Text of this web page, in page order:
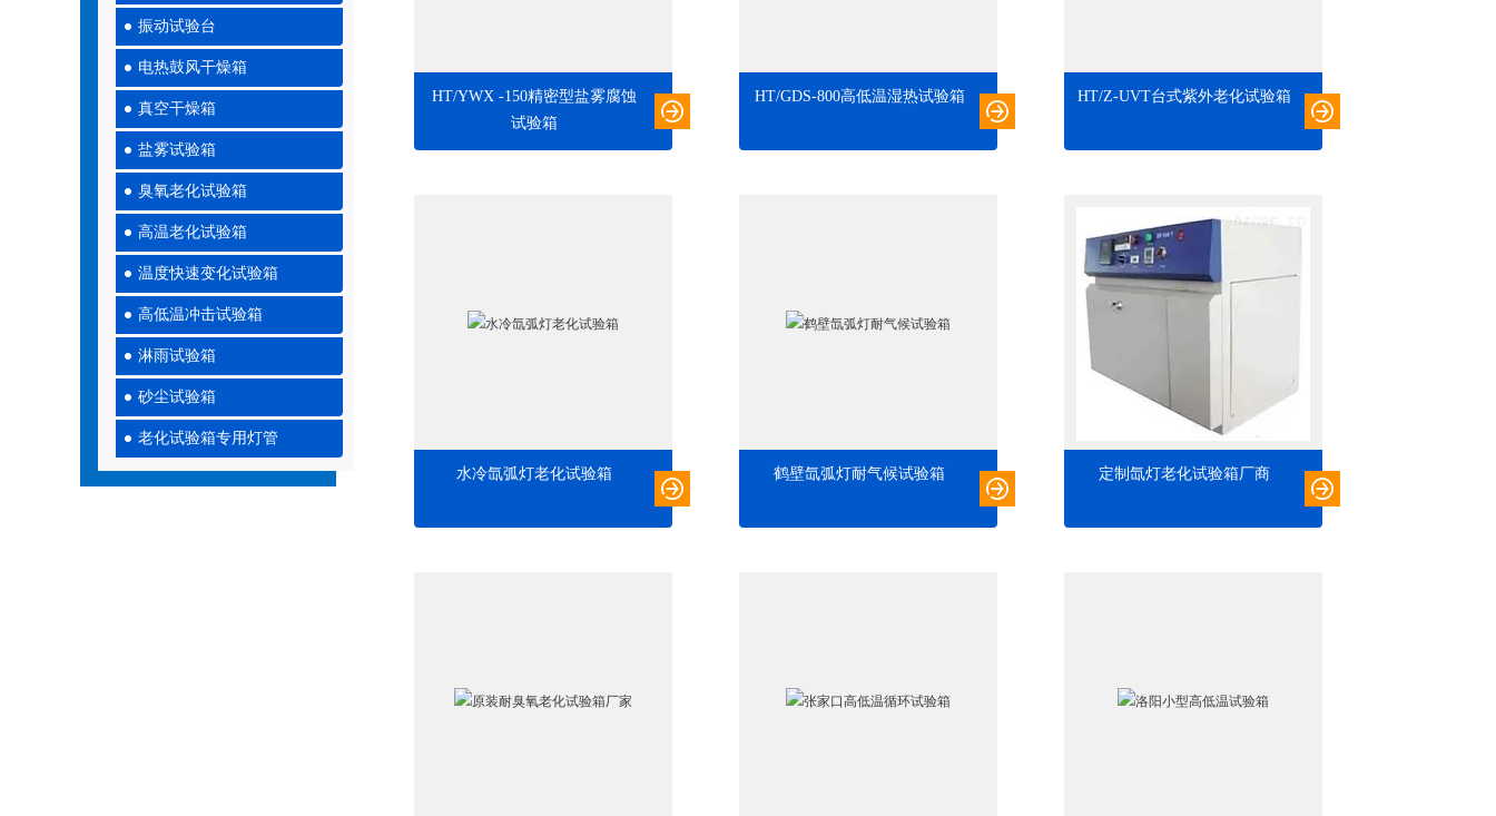
振动试验台
电热鼓风干燥箱
真空干燥箱
盐雾试验箱
臭氧老化试验箱
高温老化试验箱
温度快速变化试验箱
高低温冲击试验箱
淋雨试验箱
砂尘试验箱
老化试验箱专用灯管
HT/YWX -150精密型盐雾腐蚀
试验箱
HT/GDS-800高低温湿热试验箱 HT/Z-UVT台式紫外老化试验箱
水冷氙弧灯老化试验箱 鹤壁氙弧灯耐气候试验箱 定制氙灯老化试验箱厂商